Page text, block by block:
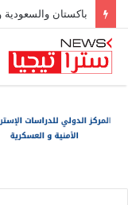
باكستان والسعودية